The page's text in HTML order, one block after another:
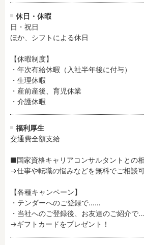
休日・休暇
日・祝日
ほか、シフトによる休日
【休暇制度】
・年次有給休暇（入社半年後に付与）
・生理休暇
・産前産後、育児休業
・介護休暇
福利厚生
交通費全額支給
■国家資格キャリアコンサルタントとの
→仕事や転職の悩みなどを無料でご相談
【各種キャンペーン】
・テンダーへのご登録で……
・当社へのご登録後、お友達のご紹介で
→ギフトカードをプレゼント！